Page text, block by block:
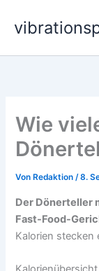
Inhalt
Wie
Von Redaktion/8.
Der Dönerteller
Fast-Food-
Kalorien stecken